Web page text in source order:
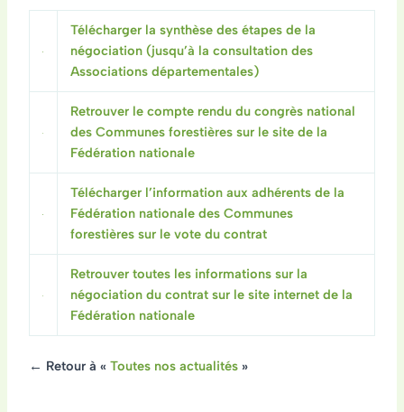
Télécharger la synthèse des étapes de la
négociation (jusqu’à la consultation des
Associations départementales)
Retrouver le compte rendu du congrès national
des Communes forestières sur le site de la
Fédération nationale
Télécharger l’information aux adhérents de la
Fédération nationale des Communes
forestières sur le vote du contrat
Retrouver toutes les informations sur la
négociation du contrat sur le site internet de la
Fédération nationale
← Retour à « Toutes nos actualités»